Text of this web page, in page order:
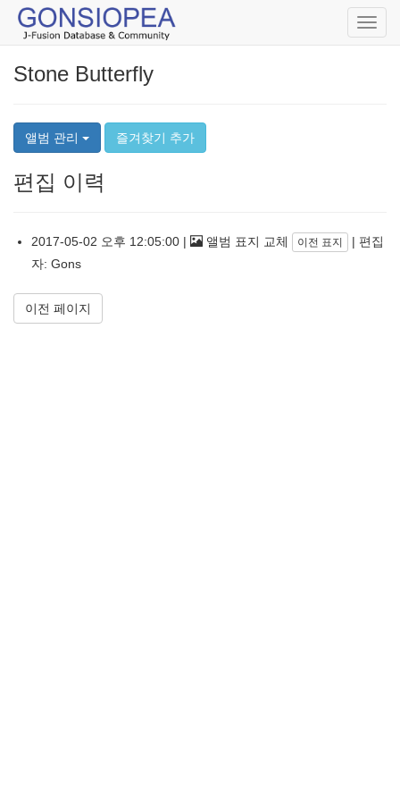
Stone Butterfly
앨범 관리 즐겨찾기 추가
편집 이력
2017-05-02 오후 12:05:00 | 앨범 표지 교체 이전 표지
| 편집
자: Gons
이전 페이지